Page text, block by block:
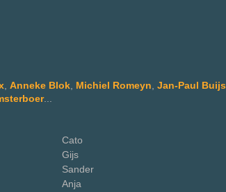
Anneke Blok Michiel Romeyn Jan-Paul Buijs
...
Cato
Gijs
Sander
Anja